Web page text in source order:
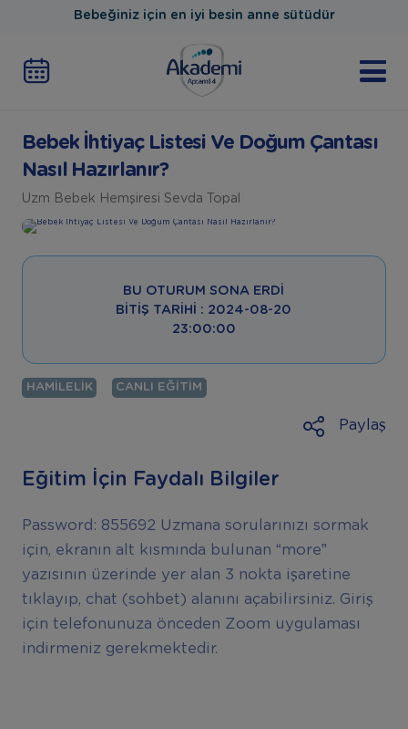
Bebeğiniz için en iyi besin anne sütüdür
Bebek İhtiyaç Listesi Ve Doğum Çantası
Nasıl Hazırlanır?
Uzm Bebek Hemşiresi Sevda Topal
BU OTURUM SONA ERDI
BITIŞ TARIHI : 2024-08-20
23:00:00
HAMILELIK CANLI EĞITIM
Paylaş
Eğitim İçin Faydalı Bilgiler
Password: 855692 Uzmana sorularınızı sormak
için, ekranın alt kısmında bulunan “more”
yazısının üzerinde yer alan 3 nokta işaretine
tıklayıp, chat (sohbet) alanını açabilirsiniz. Giriş
için telefonunuza önceden Zoom uygulaması
indirmeniz gerekmektedir.